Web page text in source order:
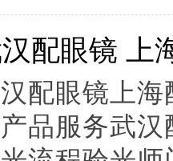
配眼镜 上
配眼镜上
品服务武